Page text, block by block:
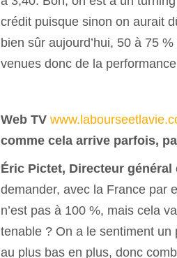
crédit puisque sinon on aurait
bien sûr aujourd’hui, 50 à 75
venues donc de la
Web TV
comme cela arrive parfois,
Éric Pictet, Directeur
demander, avec la France par
n’est pas à 100 %, mais cela
tenable ? On a le sentiment un
au plus bas en plus, donc